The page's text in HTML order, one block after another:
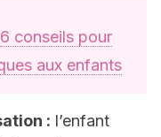
6 conseils pour
aux enfants
: l’enfant